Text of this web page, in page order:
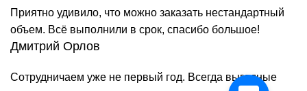
Приятно удивило, что можно заказать нестандартный
объем. Всё выполнили в срок, спасибо большое!
Дмитрий Орлов
Сотрудничаем уже не первый год. Всегда выгодные